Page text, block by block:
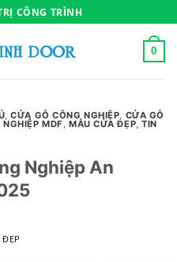
CÔNG TRÌNH
0
,CỬA GỖ CÔNG NGHIỆP, CỬA GỖ
MDF , MẪU CỬA ĐẸP,TIN
Nghiệp An